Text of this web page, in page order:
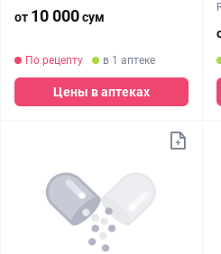
от 10 000сум
По рецепту в 1 аптеке
Цены в аптеках